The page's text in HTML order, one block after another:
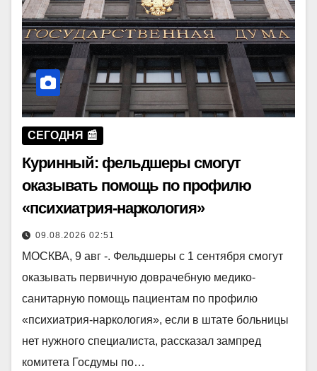
СЕГОДНЯ 📰
Куринный: фельдшеры смогут
оказывать помощь по профилю
«психиатрия-наркология»
09.08.2026 02:51
МОСКВА, 9 авг -. Фельдшеры с 1 сентября смогут
оказывать первичную доврачебную медико-
санитарную помощь пациентам по профилю
«психиатрия-наркология», если в штате больницы
нет нужного специалиста, рассказал зампред
комитета Госдумы по…